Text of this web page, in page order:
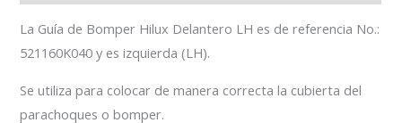
La Guía de Bomper Hilux Delantero LH es de referencia No.:
521160K040 y es izquierda (LH).
Se utiliza para colocar de manera correcta la cubierta del
parachoques o bomper.